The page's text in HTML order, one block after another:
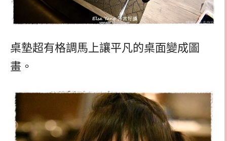
桌墊超有格調馬上讓平凡的桌面變成圖
畫。